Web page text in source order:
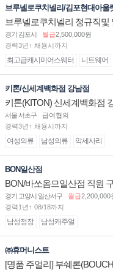
브루넬로쿠치넬리/김포현대아울
브루넬로쿠치넬리 정규직및
경기 김포시 월급2,500,000원
경력3년↑ 채용시까지
최고급캐시미어스웨터 니트웨어
키톤/신세계백화점 강남점
키톤(KITON) 신세계백화점
서울 서초구
급여협의
경력3년↑ 채용시까지
여성의류 남성의류 악세사리
BON일산점
BON/바쏘옴므일산점 직원
경기 고양시 일산서구 월급2,200,000
경력1년↑ 08/18까지
남성정장 남성캐주얼
㈜휴머니스트
[명품 주얼리] 부쉐론